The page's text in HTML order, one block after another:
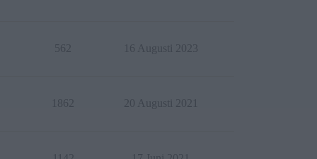
562 16 Augusti 2023
1862 20 Augusti 2021